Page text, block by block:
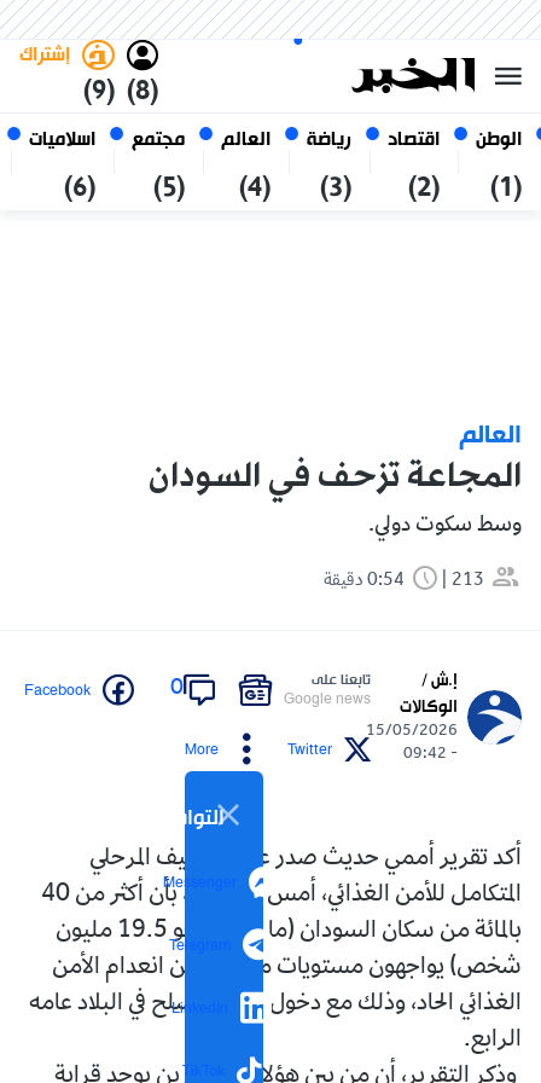
الوطن
(1)
اقتصاد
(2)
رياضة
(3)
العالم
(4)
مجتمع
(5)
اسلاميات
(6)
(8)
إشتراك
(9)
أغسطس 2026
الجزائر
العالم
المجاعة تزحف في السودان
وسط سكوت دولي.
213
إ.ش /
الوكالات
15/05/2026
- 09:42
تابعنا على
Google news
0
Facebook
Twitter
More
التواصل الاجتماعي
Messenger
Telegram
LinkedIn
TikTok
أكد تقرير أممي حديث صدر عن التصنيف المرحلي
المتكامل للأمن الغذائي، أمس الخميس، بأن أكثر من 40
بالمائة من سكان السودان (ما يعادل نحو 19.5 مليون
شخص) يواجهون مستويات مرتفعة من انعدام الأمن
الغذائي الحاد، وذلك مع دخول النزاع المسلح في البلاد عامه
الرابع.
وذكر التقرير، أن من بين هؤلاء المتضررين يوجد قرابة